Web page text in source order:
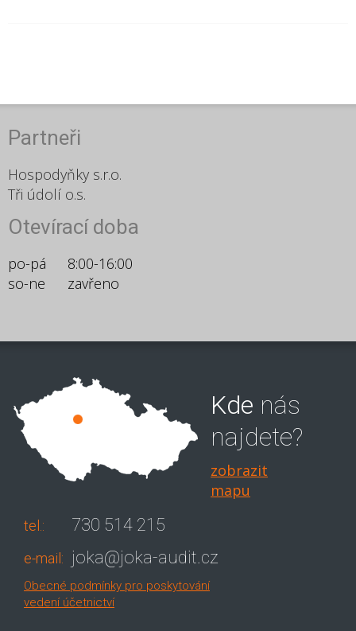
Partneři
Hospodyňky s.r.o.
Tři údolí o.s.
Otevírací doba
po-pá
8:00-16:00
so-ne
zavřeno
Kde nás
najdete?
zobrazit
mapu
tel.: 730 514 215
e-mail: joka@joka-audit.cz
Obecné podmínky pro poskytování
vedení účetnictví